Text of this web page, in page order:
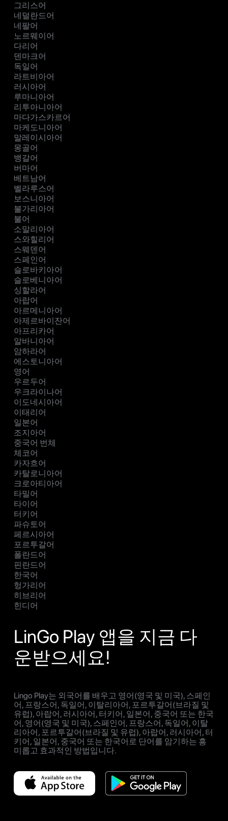
그리스어
네덜란드어
네팔어
노르웨이어
다리어
덴마크어
독일어
라트비아어
러시아어
루마니아어
리투아니아어
마다가스카르어
마케도니아어
말레이시아어
몽골어
뱅갈어
버마어
베트남어
벨라루스어
보스니아어
불가리아어
불어
소말리아어
스와힐리어
스웨덴어
스페인어
슬로바키아어
슬로베니아어
싱할라어
아랍어
아르메니아어
아제르바이잔어
아프리카어
알바니아어
암하라어
에스토니아어
영어
우르두어
우크라이나어
이도네시아어
이태리어
일본어
조지아어
중국어 번체
체코어
카자흐어
카탈로니아어
크로아티아어
타밀어
타이어
터키어
파슈토어
페르시아어
포르투갈어
폴란드어
핀란드어
한국어
헝가리어
히브리어
힌디어
LinGo Play 앱을 지금 다
운받으세요!
Lingo Play는 외국어를 배우고 영어(영국 및 미국), 스페인
어, 프랑스어, 독일어, 이탈리아어, 포르투갈어(브라질 및
유럽), 아랍어, 러시아어, 터키어, 일본어, 중국어 또는 한국
어, 영어(영국 및 미국), 스페인어, 프랑스어, 독일어, 이탈
리아어, 포르투갈어(브라질 및 유럽), 아랍어, 러시아어, 터
키어, 일본어, 중국어 또는 한국어로 단어를 암기하는 흥
미롭고 효과적인 방법입니다.